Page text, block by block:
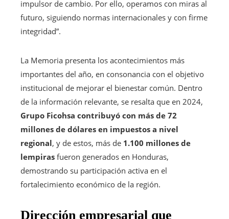
impulsor de cambio. Por ello, operamos con miras al
futuro, siguiendo normas internacionales y con firme
integridad”.
La Memoria presenta los acontecimientos más
importantes del año, en consonancia con el objetivo
institucional de mejorar el bienestar común. Dentro
de la información relevante, se resalta que en 2024,
Grupo Ficohsa contribuyó con más de 72
millones de dólares en impuestos a nivel
regional, y de estos, más de 1.100 millones de
lempiras fueron generados en Honduras,
demostrando su participación activa en el
fortalecimiento económico de la región.
Dirección empresarial que